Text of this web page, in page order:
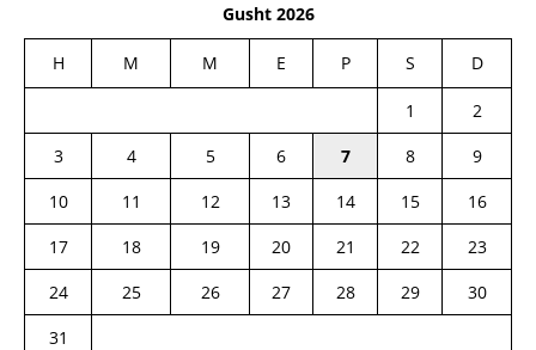
Gusht 2026
H M M E P S D
1
2
3
4 5 6 7 8
9
10
11 12 13 14 15
16
17
18 19 20 21 22
23
24
25 26 27 28 29
30
31